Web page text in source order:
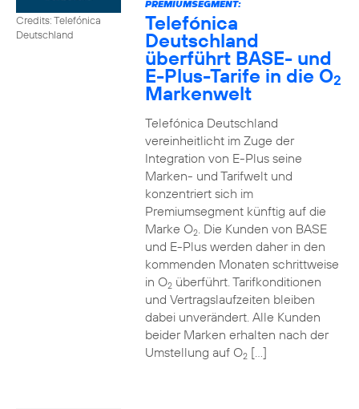
Credits: Telefónica
Deutschland
PREMIUMSEGMENT:
Telefónica
Deutschland
überführt BASE- und
E-Plus-Tarife in die O2
Markenwelt
Telefónica Deutschland
vereinheitlicht im Zuge der
Integration von E-Plus seine
Marken- und Tarifwelt und
konzentriert sich im
Premiumsegment künftig auf die
Marke O2. Die Kunden von BASE
und E-Plus werden daher in den
kommenden Monaten schrittweise
in O2überführt. Tarifkonditionen
und Vertragslaufzeiten bleiben
dabei unverändert. Alle Kunden
beider Marken erhalten nach der
Umstellung auf O2[…]